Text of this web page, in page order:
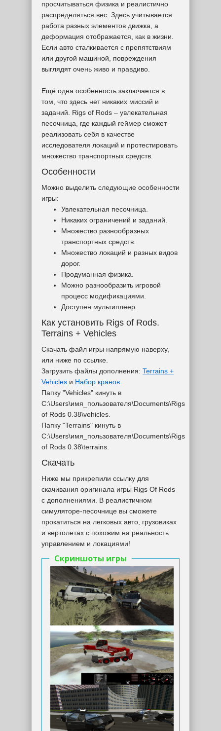
просчитываться физика и реалистично
распределяться вес. Здесь учитывается
работа разных элементов движка, а
деформация отображается, как в жизни.
Если авто сталкивается с препятствиям
или другой машиной, повреждения
выглядят очень живо и правдиво.
Ещё одна особенность заключается в
том, что здесь нет никаких миссий и
заданий. Rigs of Rods – увлекательная
песочница, где каждый геймер сможет
реализовать себя в качестве
исследователя локаций и протестировать
множество транспортных средств.
Особенности
Можно выделить следующие особенности
игры:
Увлекательная песочница.
Никаких ограничений и заданий.
Множество разнообразных
транспортных средств.
Множество локаций и разных видов
дорог.
Продуманная физика.
Можно разнообразить игровой
процесс модификациями.
Доступен мультиплеер.
Как установить Rigs of Rods.
Terrains + Vehicles
Скачать файл игры напрямую наверху,
или ниже по ссылке.
Загрузить файлы дополнения: Terrains +
Vehicles и Набор кранов.
Папку "Vehicles" кинуть в
C:\Users\имя_пользователя\Documents\Rigs
of Rods 0.38\vehicles.
Папку "Terrains" кинуть в
C:\Users\имя_пользователя\Documents\Rigs
of Rods 0.38\terrains.
Скачать
Ниже мы прикрепили ссылку для
скачивания оригинала игры Rigs Of Rods
с дополнениями. В реалистичном
симуляторе-песочнице вы сможете
прокатиться на легковых авто, грузовиках
и вертолетах с похожим на реальность
управлением и локациями!
Скриншоты игры